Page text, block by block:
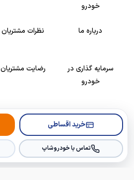
خرید اقساطی
تماس با خودروشاپ
خودرو
درباره ما نظرات مشتریان
سرمایه گذاری در
خودرو
رضایت مشتریان
Copyright © 2005-2026Khodroshop.ir